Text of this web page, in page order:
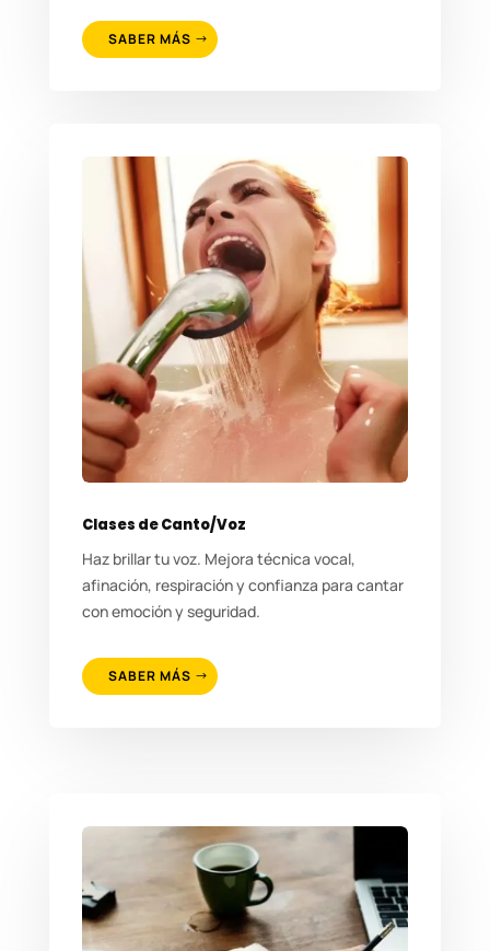
SABER MÁS
Clases de Canto/Voz
Haz brillar tu voz. Mejora técnica vocal,
afinación, respiración y confianza para cantar
con emoción y seguridad.
SABER MÁS